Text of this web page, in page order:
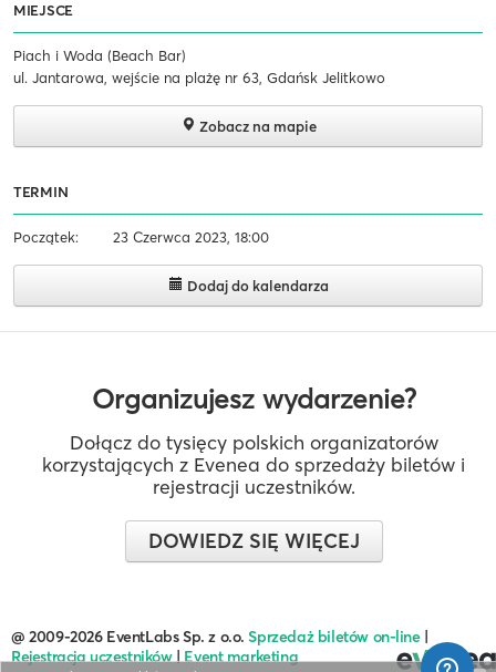
MIEJSCE
Piach i Woda (Beach Bar)
ul. Jantarowa, wejście na plażę nr 63, Gdańsk Jelitkowo
Zobacz na mapie
TERMIN
Początek: 23 Czerwca 2023, 18:00
Dodaj do kalendarza
Organizujesz wydarzenie?
Dołącz do tysięcy polskich organizatorów
korzystających z Evenea do sprzedaży biletów i
rejestracji uczestników.
DOWIEDZ SIĘ WIĘCEJ
@ 2009-2026 EventLabs Sp. z o.o.Sprzedaż biletów on-line|
Rejestracja uczestników|Event marketing